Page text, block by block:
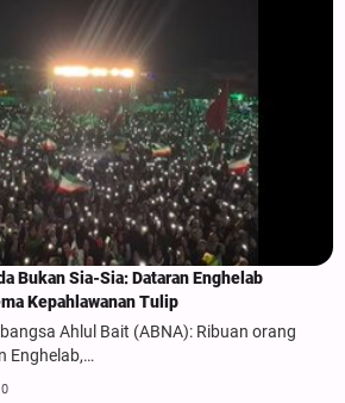
Bukan Sia-Sia: Dataran Enghelab
Kepahlawanan Tulip
Ahlul Bait (ABNA): Ribuan orang
Enghelab,…